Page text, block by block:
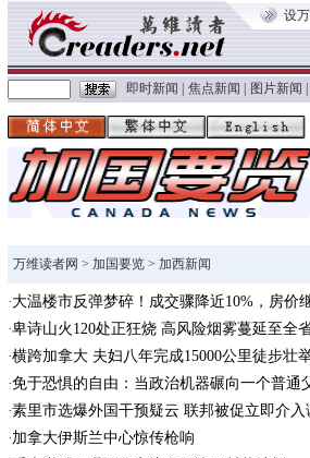
设
即时新闻 焦点新闻 图片新闻
万维读者网 > 加国要览 > 加西新闻
大温楼市反弹梦碎！成交骤降近10%，房价
卑诗山火120处正狂烧 高风险烟雾蔓延至全
横跨加拿大 夫妇八年完成15000公里徒步壮
免于恐惧的自由：当政治机器碾向一个普通
素里市选爆外国干预疑云 联邦被促立即介入
加拿大伊斯兰中心惊传枪响